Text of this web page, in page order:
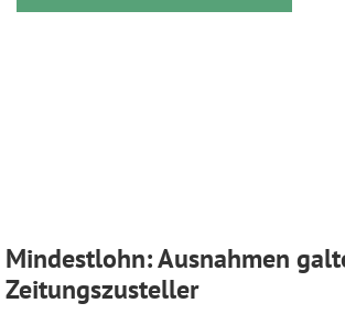
Mindestlohn: Ausnahmen
Zeitungszusteller